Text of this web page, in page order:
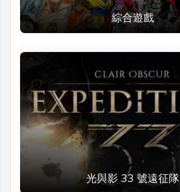
綜合遊戲
光與影 33 號遠征隊